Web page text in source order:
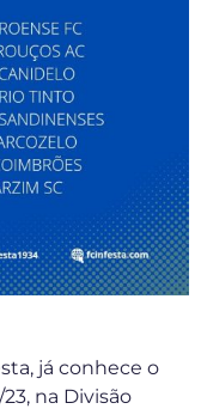
já conhece o
na Divisão